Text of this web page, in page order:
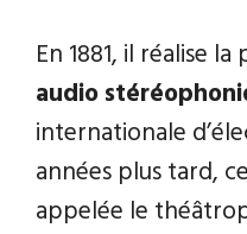
En 1881, il réalise
audio
internationale
années plus tard,
appelée le